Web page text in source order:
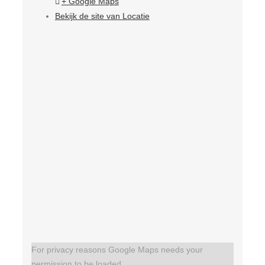
Bekijk de site van Locatie
For privacy reasons Google Maps needs your